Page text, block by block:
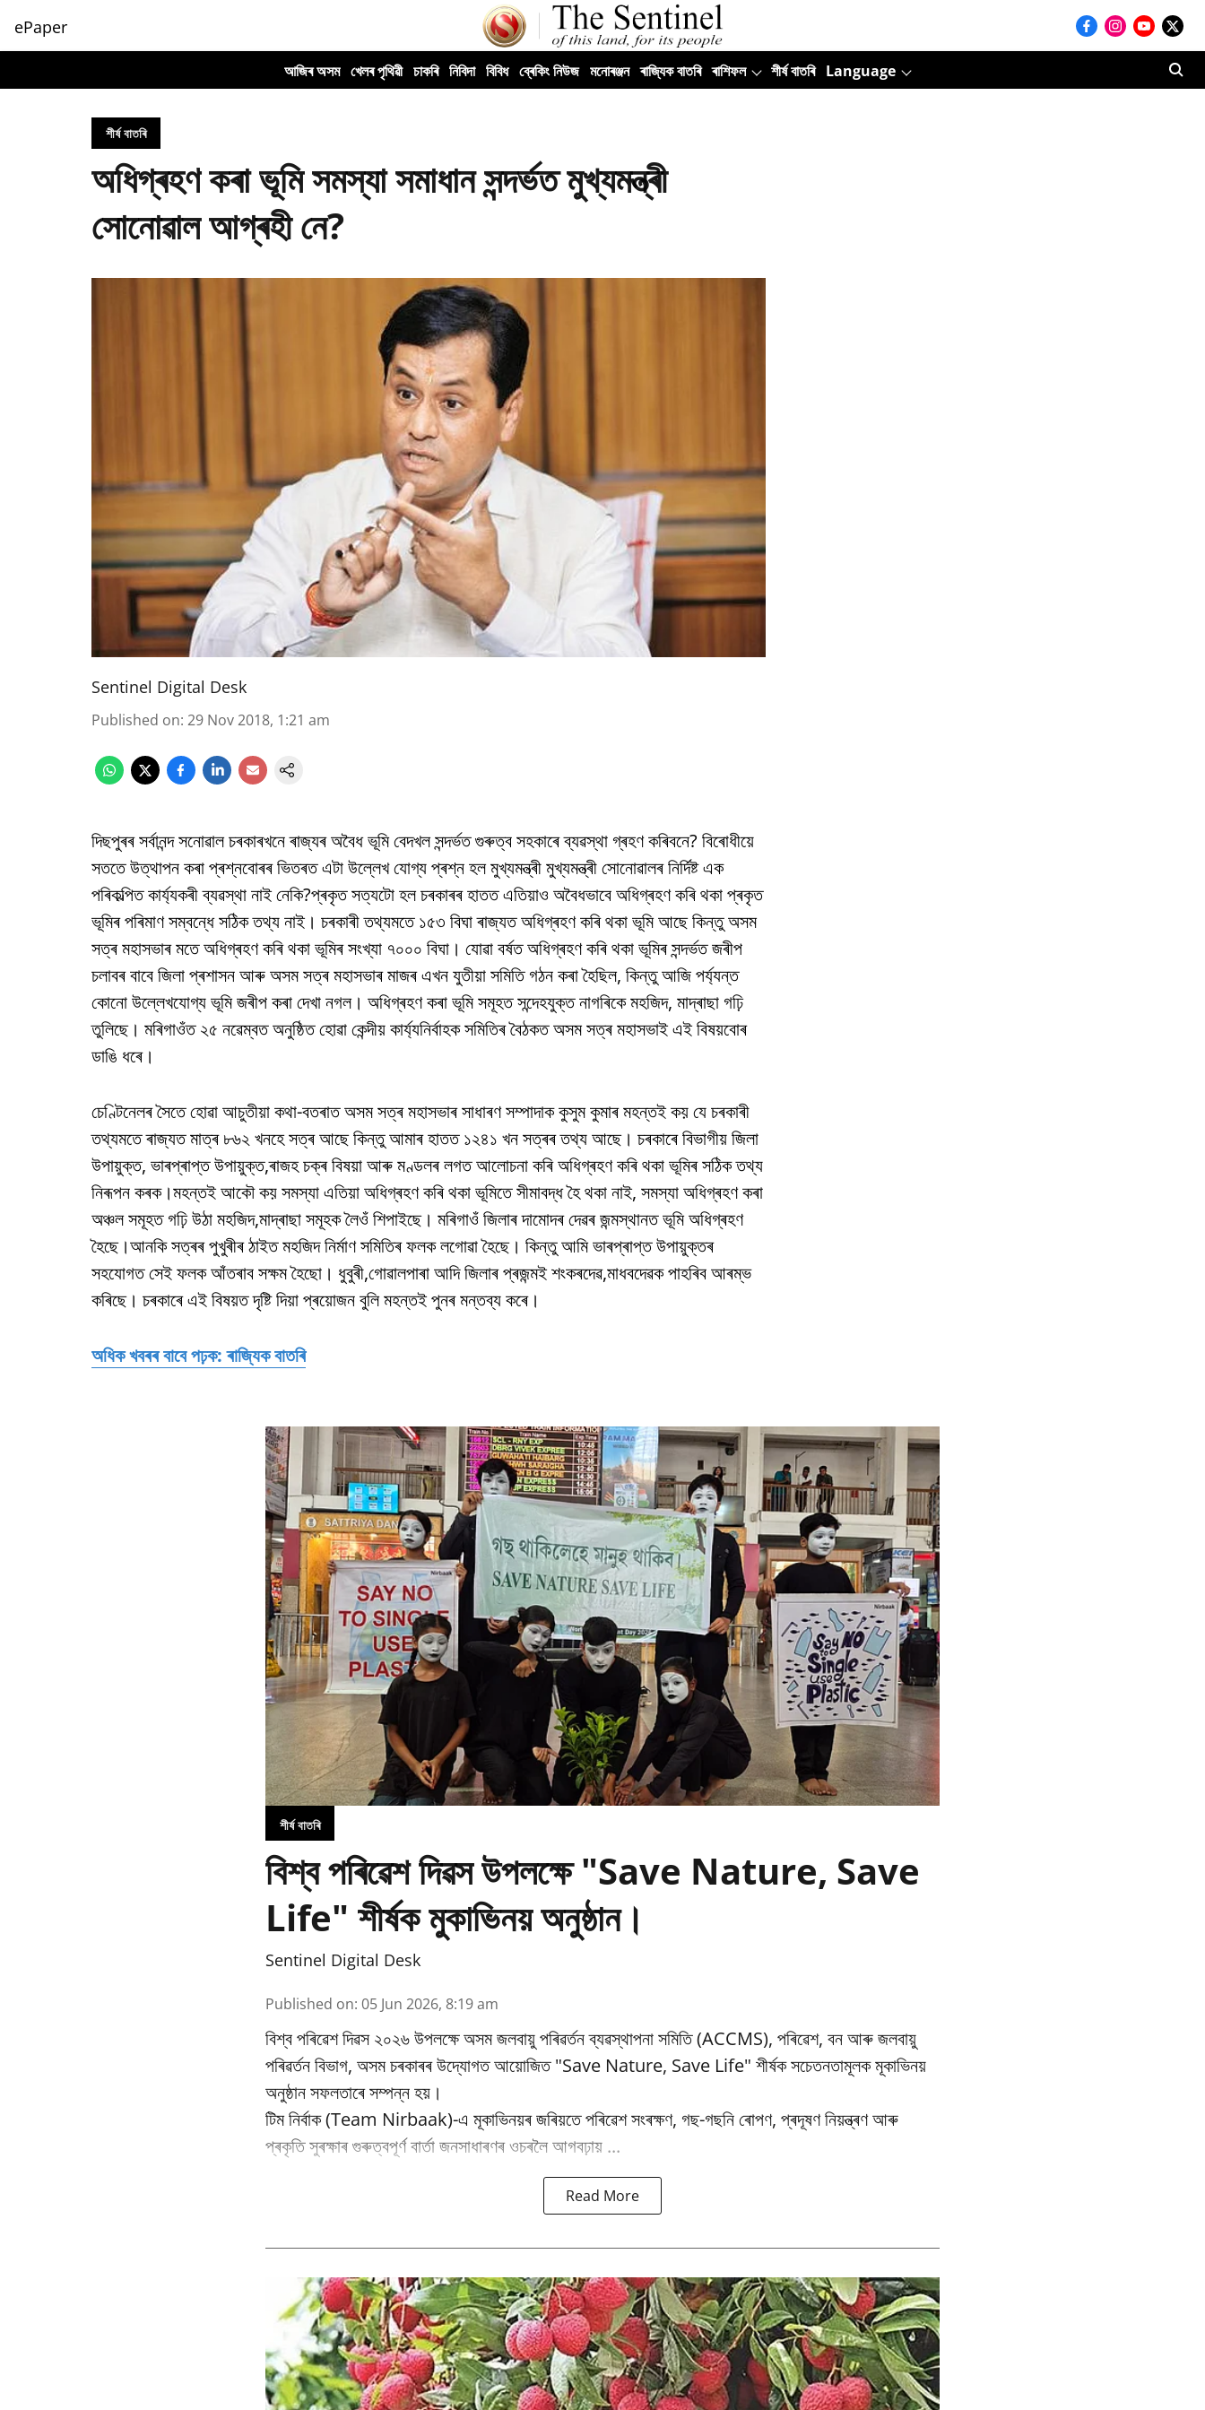
ePaper
আজিৰ অসম খেলৰ পৃথিৱী চাকৰি নিবিদা বিবিধ ব্ৰেকিং নিউজ মনোৰঞ্জন ৰাজ্যিক বাতৰি ৰাশিফল শীৰ্ষ বাতৰি Language
শীৰ্ষ বাতৰি
অধিগ্ৰহণ কৰা ভূমি সমস্যা সমাধান সন্দৰ্ভত মুখ্যমন্ত্ৰী
সোনোৱাল আগ্ৰহী নে?
Sentinel Digital Desk
Published on: 29 Nov 2018, 1:21 am
দিছপুৰৰ সৰ্বানন্দ সনোৱাল চৰকাৰখনে ৰাজ্যৰ অবৈধ ভূমি বেদখল সন্দৰ্ভত গুৰুত্ব সহকাৰে ব্যৱস্থা গ্ৰহণ কৰিবনে? বিৰোধীয়ে
সততে উত্থাপন কৰা প্ৰশ্নবোৰৰ ভিতৰত এটা উল্লেখ যোগ্য প্ৰশ্ন হল মুখ্যমন্ত্ৰী মুখ্যমন্ত্ৰী সোনোৱালৰ নিৰ্দিষ্ট এক
পৰিকল্পিত কাৰ্য্যকৰী ব্যৱস্থা নাই নেকি?প্ৰকৃত সত্যটো হল চৰকাৰৰ হাতত এতিয়াও অবৈধভাবে অধিগ্ৰহণ কৰি থকা প্ৰকৃত
ভূমিৰ পৰিমাণ সম্বন্ধে সঠিক তথ্য নাই। চৰকাৰী তথ্যমতে ১৫৩ বিঘা ৰাজ্যত অধিগ্ৰহণ কৰি থকা ভূমি আছে কিন্তু অসম
সত্ৰ মহাসভাৰ মতে অধিগ্ৰহণ কৰি থকা ভূমিৰ সংখ্যা ৭০০০ বিঘা। যোৱা বৰ্ষত অধিগ্ৰহণ কৰি থকা ভূমিৰ সন্দৰ্ভত জৰীপ
চলাবৰ বাবে জিলা প্ৰশাসন আৰু অসম সত্ৰ মহাসভাৰ মাজৰ এখন যুতীয়া সমিতি গঠন কৰা হৈছিল, কিন্তু আজি পৰ্য্যন্ত
কোনো উল্লেখযোগ্য ভূমি জৰীপ কৰা দেখা নগল। অধিগ্ৰহণ কৰা ভূমি সমূহত সন্দেহযুক্ত নাগৰিকে মহজিদ, মাদ্ৰাছা গঢ়ি
তুলিছে। মৰিগাওঁত ২৫ নৱেম্বত অনুষ্ঠিত হোৱা কেন্দীয় কাৰ্য্যনিৰ্বাহক সমিতিৰ বৈঠকত অসম সত্ৰ মহাসভাই এই বিষয়বোৰ
ডাঙি ধৰে।
চেণ্টিনেলৰ সৈতে হোৱা আচুতীয়া কথা-বতৰাত অসম সত্ৰ মহাসভাৰ সাধাৰণ সম্পাদাক কুসুম কুমাৰ মহন্তই কয় যে চৰকাৰী
তথ্যমতে ৰাজ্যত মাত্ৰ ৮৬২ খনহে সত্ৰ আছে কিন্তু আমাৰ হাতত ১২৪১ খন সত্ৰৰ তথ্য আছে। চৰকাৰে বিভাগীয় জিলা
উপায়ুক্ত, ভাৰপ্ৰাপ্ত উপায়ুক্ত,ৰাজহ চক্ৰ বিষয়া আৰু মণ্ডলৰ লগত আলোচনা কৰি অধিগ্ৰহণ কৰি থকা ভূমিৰ সঠিক তথ্য
নিৰূপন কৰক।মহন্তই আকৌ কয় সমস্যা এতিয়া অধিগ্ৰহণ কৰি থকা ভূমিতে সীমাবদ্ধ হৈ থকা নাই, সমস্যা অধিগ্ৰহণ কৰা
অঞ্চল সমূহত গঢ়ি উঠা মহজিদ,মাদ্ৰাছা সমূহক লৈওঁ শিপাইছে। মৰিগাওঁ জিলাৰ দামোদৰ দেৱৰ জন্মস্থানত ভূমি অধিগ্ৰহণ
হৈছে।আনকি সত্ৰৰ পুখুৰীৰ ঠাইত মহজিদ নিৰ্মাণ সমিতিৰ ফলক লগোৱা হৈছে। কিন্তু আমি ভাৰপ্ৰাপ্ত উপায়ুক্তৰ
সহযোগত সেই ফলক আঁতৰাব সক্ষম হৈছো। ধুবুৰী,গোৱালপাৰা আদি জিলাৰ প্ৰজন্মই শংকৰদেৱ,মাধবদেৱক পাহৰিব আৰম্ভ
কৰিছে। চৰকাৰে এই বিষয়ত দৃষ্টি দিয়া প্ৰয়োজন বুলি মহন্তই পুনৰ মন্তব্য কৰে।
অধিক খবৰৰ বাবে পঢ়ক: ৰাজ্যিক বাতৰি
শীৰ্ষ বাতৰি
বিশ্ব পৰিৱেশ দিৱস উপলক্ষে "Save Nature, Save
Life" শীৰ্ষক মুকাভিনয় অনুষ্ঠান।
Sentinel Digital Desk
Published on: 05 Jun 2026, 8:19 am
বিশ্ব পৰিৱেশ দিৱস ২০২৬ উপলক্ষে অসম জলবায়ু পৰিৱর্তন ব্যৱস্থাপনা সমিতি (ACCMS), পৰিৱেশ, বন আৰু জলবায়ু
পৰিৱর্তন বিভাগ, অসম চৰকাৰৰ উদ্যোগত আয়োজিত "Save Nature, Save Life" শীৰ্ষক সচেতনতামূলক মূকাভিনয়
অনুষ্ঠান সফলতাৰে সম্পন্ন হয়।
টিম নিৰ্বাক (Team Nirbaak)-এ মূকাভিনয়ৰ জৰিয়তে পৰিৱেশ সংৰক্ষণ, গছ-গছনি ৰোপণ, প্ৰদূষণ নিয়ন্ত্ৰণ আৰু
প্ৰকৃতি সুৰক্ষাৰ গুৰুত্বপূৰ্ণ বাৰ্তা জনসাধাৰণৰ ওচৰলৈ আগবঢ়ায় ...
Read More